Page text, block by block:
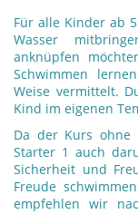
Für alle Kinder ab
Wasser
anknüpfen
Schwimmen
Weise vermittelt.
Kind im eigenen
Da der Kurs ohne
Starter 1 auch
Sicherheit und
Freude
empfehlen wir